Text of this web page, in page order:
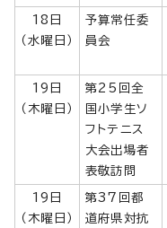
18日
（水曜日）
予算常任委
員会
19日
（木曜日）
第25回全
国小学生ソ
フトテニス
大会出場者
表敬訪問
19日
（木曜日）
第37回都
道府県対抗